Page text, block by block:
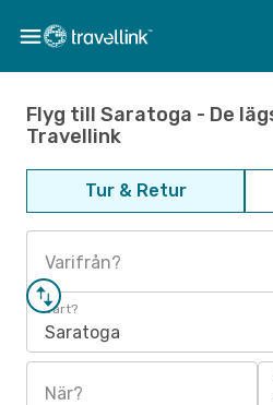
Flyg till Saratoga - De
Travellink
Tur & Retur
Varifrån?
Vart?
Saratoga
När?